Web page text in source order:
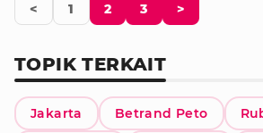
< 1 2 3 >
TOPIK TERKAIT
Jakarta Betrand Peto